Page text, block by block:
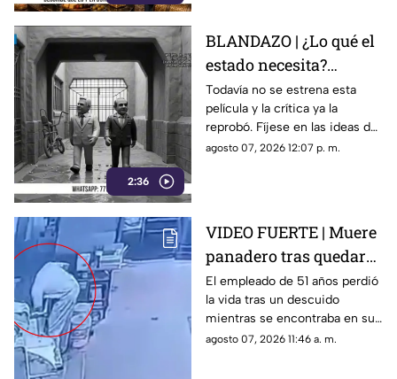
2:36
BLANDAZO | ¿Lo qué el
estado necesita?
Gobierno de Morelos
anuncia fideicomiso
cinematográfico
Todavía no se estrena esta
película y la crítica ya la
reprobó. Fíjese en las ideas de
Margarita González Saravia
agosto 07, 2026 12:07 p. m.
VIDEO FUERTE | Muere
panadero tras quedar
atrapado en una
mezcladora industrial
El empleado de 51 años perdió
la vida tras un descuido
mientras se encontraba en su
jornada laboral.
agosto 07, 2026 11:46 a. m.